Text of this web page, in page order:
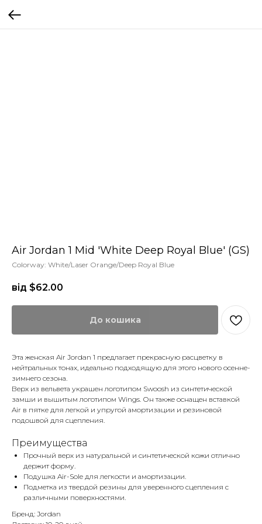
Air Jordan 1 Mid 'White Deep Royal Blue' (GS)
Colorway: White/Laser Orange/Deep Royal Blue
від $62.00
До кошика
Эта женская Air Jordan 1 предлагает прекрасную расцветку в
нейтральных тонах, идеально подходящую для этого нового осенне-
зимнего сезона.
Верх из вельвета украшен логотипом Swoosh из синтетической
замши и вышитым логотипом Wings. Он также оснащен вставкой
Air в пятке для легкой и упругой амортизации и резиновой
подошвой для сцепления.
Преимущества
Прочный верх из натуральной и синтетической кожи отлично
держит форму.
Подушка Air-Sole для легкости и амортизации.
Подметка из твердой резины для уверенного сцепления с
различными поверхностями.
Бренд: Jordan